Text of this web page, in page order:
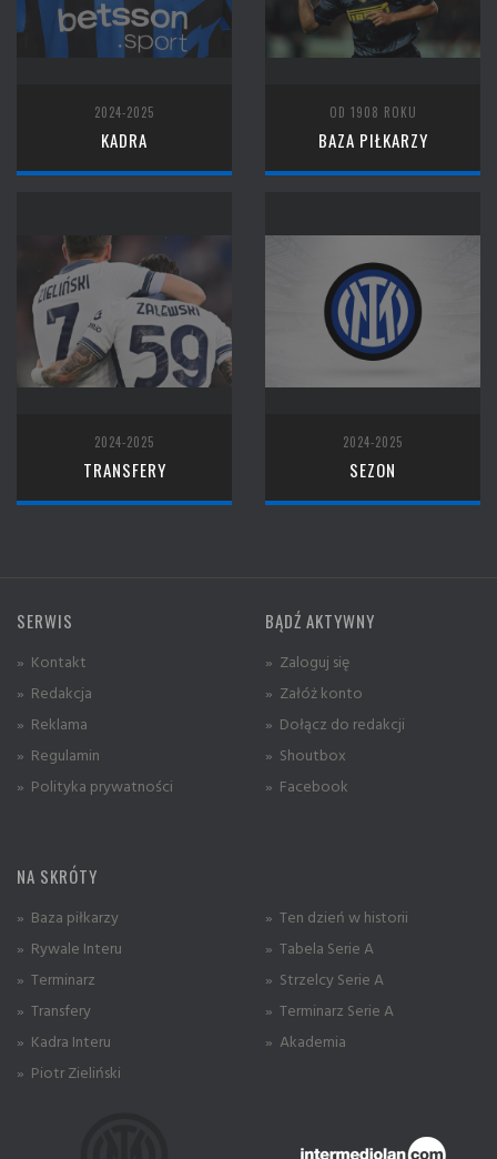
2024-2025
KADRA
OD 1908 ROKU
BAZA PIŁKARZY
2024-2025
TRANSFERY
2024-2025
SEZON
SERWIS
» Kontakt
» Redakcja
» Reklama
» Regulamin
» Polityka prywatności
BĄDŹ AKTYWNY
» Zaloguj się
» Załóż konto
» Dołącz do redakcji
» Shoutbox
» Facebook
NA SKRÓTY
» Baza piłkarzy
» Rywale Interu
» Terminarz
» Transfery
» Kadra Interu
» Piotr Zieliński
» Ten dzień w historii
» Tabela Serie A
» Strzelcy Serie A
» Terminarz Serie A
» Akademia